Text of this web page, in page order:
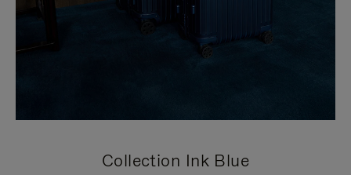
Collection Ink Blue